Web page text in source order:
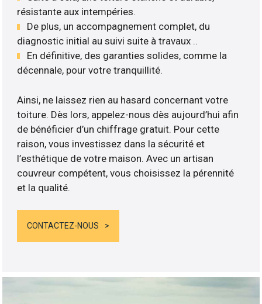
résistante aux intempéries.
De plus, un accompagnement complet, du
diagnostic initial au suivi suite à travaux ..
En définitive, des garanties solides, comme la
décennale, pour votre tranquillité.
Ainsi, ne laissez rien au hasard concernant votre
toiture. Dès lors, appelez-nous dès aujourd’hui afin
de bénéficier d’un chiffrage gratuit. Pour cette
raison, vous investissez dans la sécurité et
l’esthétique de votre maison. Avec un artisan
couvreur compétent, vous choisissez la pérennité
et la qualité.
CONTACTEZ-NOUS